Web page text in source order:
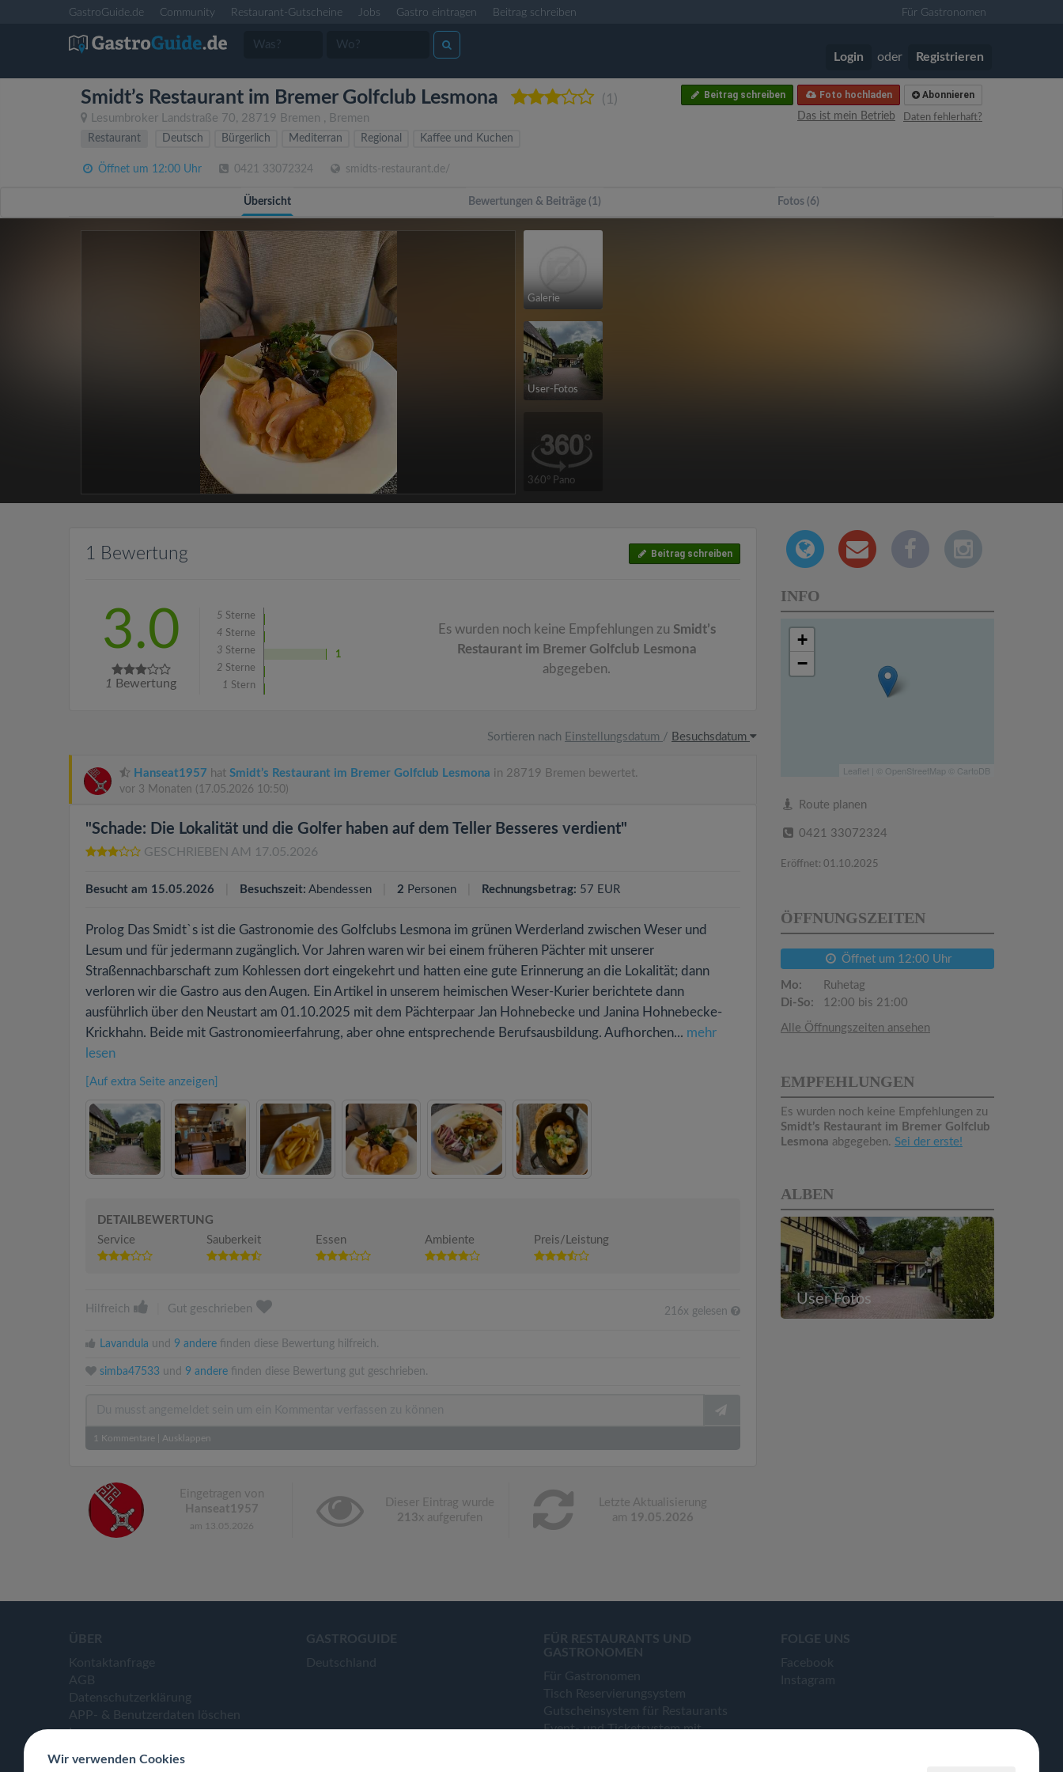
GastroGuide.de Community Restaurant-Gutscheine Jobs Gastro eintragen Beitrag schreiben Für Gastronomen
Login oder Registrieren
Smidt’s Restaurant im Bremer Golfclub Lesmona (1)
Lesumbroker Landstraße 70, 28719 Bremen , Bremen
Abonnieren
Foto hochladen
Beitrag schreiben
Daten fehlerhaft?
Das ist mein Betrieb
Restaurant
Deutsch Bürgerlich Mediterran Regional Kaffee und Kuchen
Öffnet um 12:00 Uhr 0421 33072324 smidts-restaurant.de/
Übersicht Bewertungen & Beiträge (1) Fotos (6)
Galerie
User-Fotos
360° Pano
1 Bewertung Beitrag schreiben
3.0
1 Bewertung
5 Sterne
4 Sterne
3 Sterne
1
2 Sterne
1 Stern
Es wurden noch keine Empfehlungen zu Smidt’s
Restaurant im Bremer Golfclub Lesmona
abgegeben.
Sortieren nach Einstellungsdatum / Besuchsdatum
Hanseat1957 hat Smidt’s Restaurant im Bremer Golfclub Lesmona in 28719 Bremen bewertet.
vor 3 Monaten (17.05.2026 10:50)
"Schade: Die Lokalität und die Golfer haben auf dem Teller Besseres verdient"
GESCHRIEBEN AM 17.05.2026
Besucht am 15.05.2026 Besuchszeit: Abendessen 2 Personen Rechnungsbetrag: 57 EUR
Prolog Das Smidt`s ist die Gastronomie des Golfclubs Lesmona im grünen Werderland zwischen Weser und
Lesum und für jedermann zugänglich. Vor Jahren waren wir bei einem früheren Pächter mit unserer
Straßennachbarschaft zum Kohlessen dort eingekehrt und hatten eine gute Erinnerung an die Lokalität; dann
verloren wir die Gastro aus den Augen. Ein Artikel in unserem heimischen Weser-Kurier berichtete dann
ausführlich über den Neustart am 01.10.2025 mit dem Pächterpaar Jan Hohnebecke und Janina Hohnebecke-
Krickhahn. Beide mit Gastronomieerfahrung, aber ohne entsprechende Berufsausbildung. Aufhorchen... mehr
lesen
[Auf extra Seite anzeigen]
DETAILBEWERTUNG
Service
Sauberkeit Essen Ambiente Preis/Leistung
Hilfreich Gut geschrieben 216x gelesen
Lavandula und 9 andere finden diese Bewertung hilfreich.
simba47533 und 9 andere finden diese Bewertung gut geschrieben.
1 Kommentare Ausklappen
Eingetragen von
Hanseat1957
am 13.05.2026
Dieser Eintrag wurde
213x aufgerufen
Letzte Aktualisierung
am 19.05.2026
INFO
+
−
Leaflet OpenStreetMap CartoDB
Route planen
0421 33072324
Eröffnet: 01.10.2025
ÖFFNUNGSZEITEN
Öffnet um 12:00 Uhr
Mo:
Ruhetag
Di-So:
12:00 bis 21:00
Alle Öffnungszeiten ansehen
EMPFEHLUNGEN
Es wurden noch keine Empfehlungen zu
Smidt’s Restaurant im Bremer Golfclub
Lesmona abgegeben. Sei der erste!
ALBEN
User Fotos
ÜBER
Kontaktanfrage
AGB
Datenschutzerklärung
APP- & Benutzerdaten löschen
Impressum
GASTROGUIDE
Deutschland
FÜR RESTAURANTS UND
GASTRONOMEN
Für Gastronomen
Tisch Reservierungsystem
Gutscheinsystem für Restaurants
Event- und Ticketsystem mit
FOLGE UNS
Facebook
Instagram
Wir verwenden Cookies